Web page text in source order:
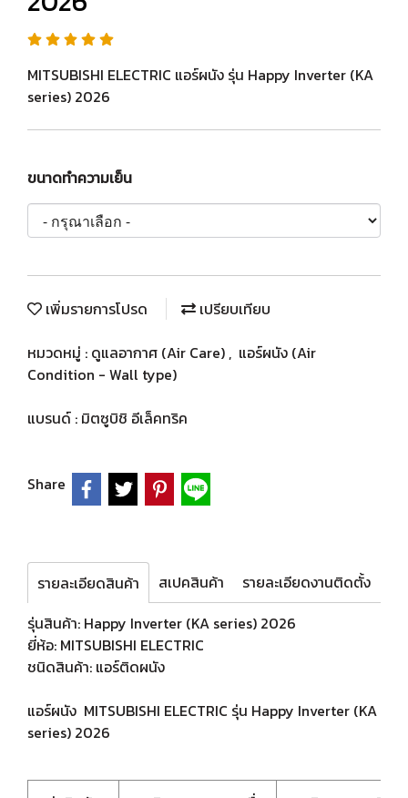
MITSUBISHI ELECTRIC แอร์ผนัง รุ่น Happy Inverter (KA
series) 2026
ขนาดทำความเย็น
เพิ่มรายการโปรด
เปรียบเทียบ
หมวดหมู่ : ดูแลอากาศ (Air Care) , แอร์ผนัง (Air
Condition - Wall type)
แบรนด์ : มิตซูบิชิ อีเล็คทริค
Share
รายละเอียดสินค้า สเปคสินค้า
รายละเอียดงานติดตั้ง
รุ่นสินค้า: Happy Inverter (KA series) 2026
ยี่ห้อ: MITSUBISHI ELECTRIC
ชนิดสินค้า: แอร์ติดผนัง
แอร์ผนัง MITSUBISHI ELECTRIC รุ่น Happy Inverter (KA
series) 2026